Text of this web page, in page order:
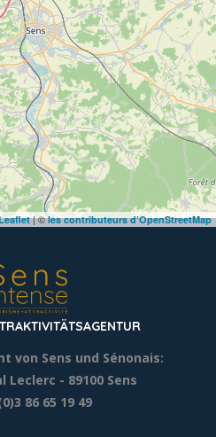
| ©les contributeurs d’OpenStreetMap
von Sens und Sénonais:
Leclerc - 89100 Sens
86 65 19 49